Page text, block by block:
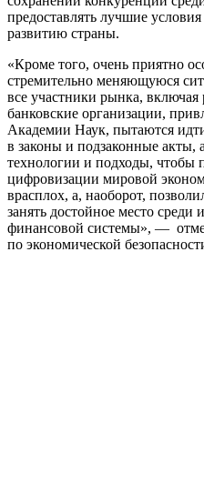
предоставлять лучшие
развитию страны.
«Кроме того, очень приятно
стремительно меняющуюся
все участники рынка,
банковские организации,
Академии Наук, пытаются
в законы и подзаконные акты,
технологии и подходы, чтобы
цифровизации мировой
врасплох, а, наоборот,
занять достойное место
финансовой системы», —
по экономической